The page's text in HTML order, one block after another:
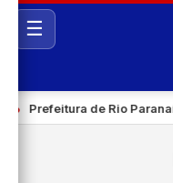
☰
Prefeitura de Rio